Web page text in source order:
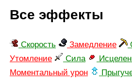
Все эффекты
Скорость Замедление
Утомление
Сила
Моментальный урон